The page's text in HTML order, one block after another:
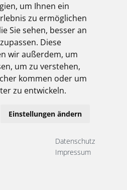
um Ihnen ein
zu ermöglichen
Sie sehen, besser an
Diese
wir außerdem, um
um zu verstehen,
kommen oder um
zu entwickeln.
Einstellungen ändern
Datenschutz
Impressum